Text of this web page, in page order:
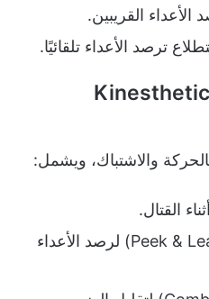
القريبين.
ترصد الأعداء تلقائيًا.
نظام القتال الحركي (Kinesthetic
والاشتباك، ويشمل:
القتال.
الانحناء حول الزوايا (Peek & Lean) لرصد الأعداء